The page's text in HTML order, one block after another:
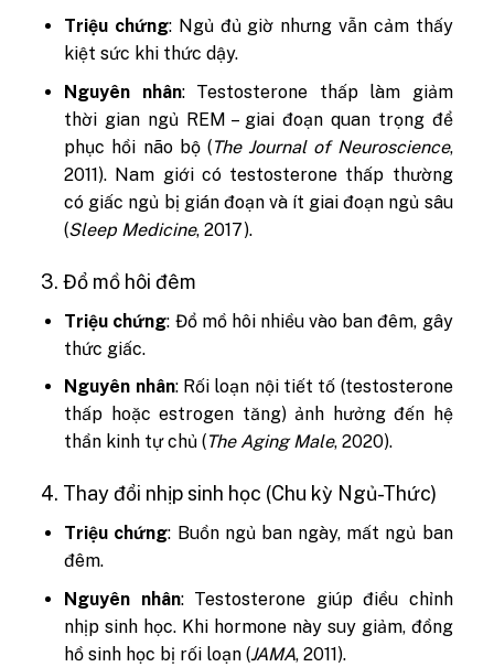
Triệu chứng: Ngủ đủ giờ nhưng vẫn cảm thấy
kiệt sức khi thức dậy.
Nguyên nhân: Testosterone thấp làm giảm
thời gian ngủ REM – giai đoạn quan trọng để
phục hồi não bộ (The Journal of Neuroscience,
2011). Nam giới có testosterone thấp thường
có giấc ngủ bị gián đoạn và ít giai đoạn ngủ sâu
(Sleep Medicine, 2017).
3. Đổ mồ hôi đêm
Triệu chứng: Đổ mồ hôi nhiều vào ban đêm, gây
thức giấc.
Nguyên nhân: Rối loạn nội tiết tố (testosterone
thấp hoặc estrogen tăng) ảnh hưởng đến hệ
thần kinh tự chủ (The Aging Male, 2020).
4. Thay đổi nhịp sinh học (Chu kỳ Ngủ-Thức)
Triệu chứng: Buồn ngủ ban ngày, mất ngủ ban
đêm.
Nguyên nhân: Testosterone giúp điều chỉnh
nhịp sinh học. Khi hormone này suy giảm, đồng
hồ sinh học bị rối loạn (JAMA, 2011).